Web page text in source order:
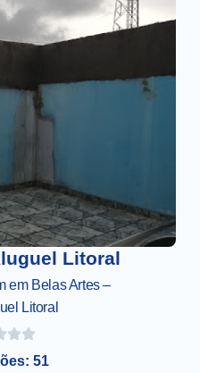
Litoral
em Belas Artes –
Litoral
51